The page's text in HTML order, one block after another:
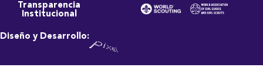
Transparencia
Institucional
Diseño y Desarrollo: